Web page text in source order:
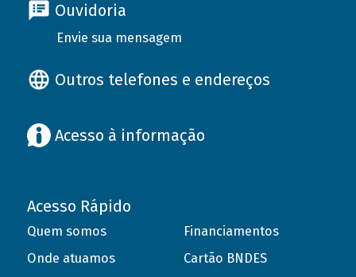
Ouvidoria
Envie sua mensagem
Outros telefones e endereços
Acesso à informação
Acesso Rápido
Quem somos
Onde atuamos
Financiamentos
Cartão BNDES